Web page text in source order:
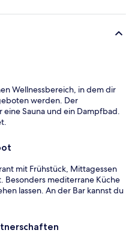
Wellnessbereich, in dem dir
werden. Der
Sauna und ein Dampfbad.
mit Frühstück, Mittagessen
Besonders mediterrane Küche
lassen. An der Bar kannst du